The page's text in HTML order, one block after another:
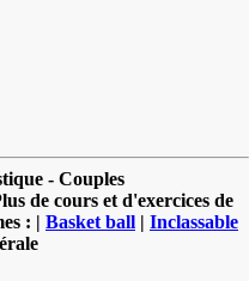
- Couples
de cours et d'exercices de
: | Basket ball | Inclassable